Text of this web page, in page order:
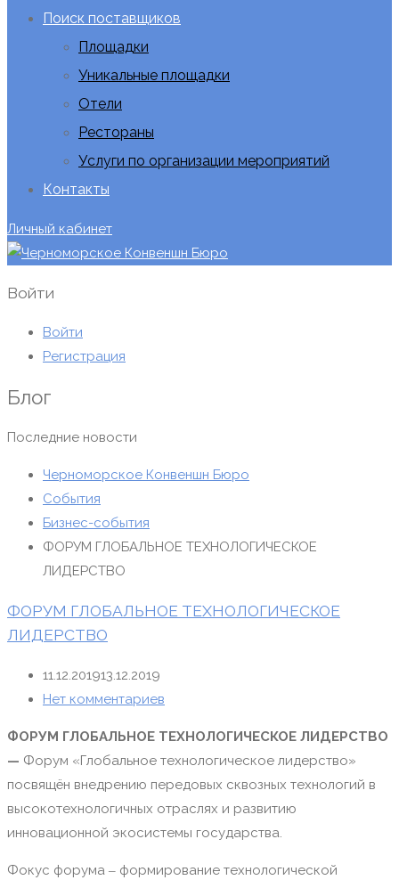
Поиск поставщиков
Площадки
Уникальные площадки
Отели
Рестораны
Услуги по организации мероприятий
Контакты
Личный кабинет
Войти
Войти
Регистрация
Блог
Последние новости
Черноморское Конвеншн Бюро
События
Бизнес-события
ФОРУМ ГЛОБАЛЬНОЕ ТЕХНОЛОГИЧЕСКОЕ
ЛИДЕРСТВО
ФОРУМ ГЛОБАЛЬНОЕ ТЕХНОЛОГИЧЕСКОЕ
ЛИДЕРСТВО
11.12.201913.12.2019
Нет комментариев
ФОРУМ ГЛОБАЛЬНОЕ ТЕХНОЛОГИЧЕСКОЕ ЛИДЕРСТВО
— Форум «Глобальное технологическое лидерство»
посвящён внедрению передовых сквозных технологий в
высокотехнологичных отраслях и развитию
инновационной экосистемы государства.
Фокус форума ‒ формирование технологической